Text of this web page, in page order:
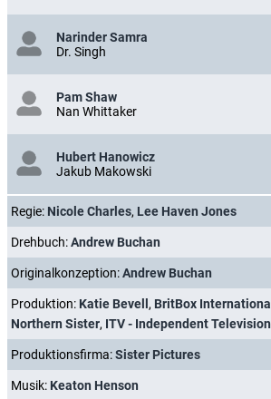
Narinder Samra
Dr. Singh
Pam Shaw
Nan Whittaker
Hubert Hanowicz
Jakub Makowski
Regie: Nicole Charles, Lee Haven Jones
Drehbuch:Andrew Buchan
Originalkonzeption:Andrew Buchan
Produktion: Katie Bevell , BritBox International
Northern Sister, ITV - Independent Television
Produktionsfirma:Sister Pictures
Musik: Keaton Henson